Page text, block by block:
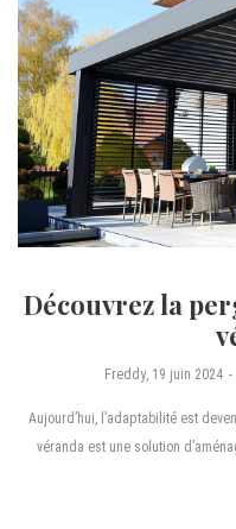
Découvrez la
by
Freddy 19 juin 2024
Aujourd’hui, l’adaptabilité est
véranda est une solution